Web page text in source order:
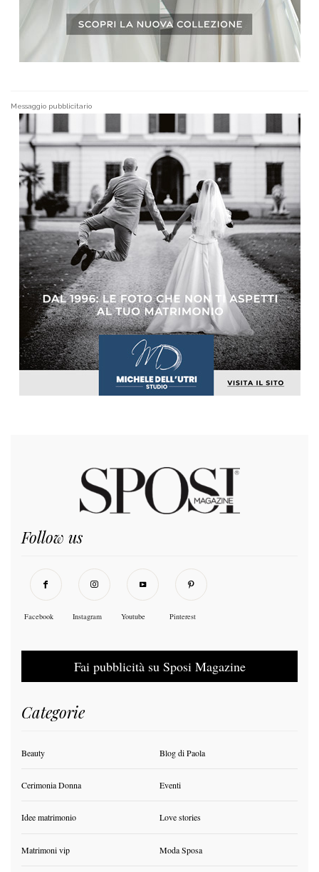
Messaggio pubblicitario
Follow us
Facebook Instagram Youtube Pinterest
Fai pubblicità su Sposi Magazine
Categorie
Beauty Blog di Paola
Cerimonia Donna Eventi
Idee matrimonio Love stories
Matrimoni vip Moda Sposa